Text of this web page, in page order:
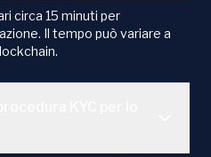
circa 15 minuti per
Il tempo può variare a